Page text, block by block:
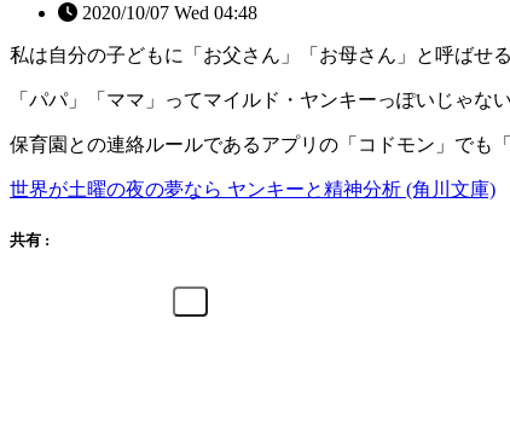
2020/10/07 Wed 04:48
私は自分の子どもに「お父さん」「お母さん」と呼ばせ
「パパ」「ママ」ってマイルド・ヤンキーっぽいじゃない
保育園との連絡ルールであるアプリの「コドモン」でも
世界が土曜の夜の夢なら ヤンキーと精神分析 (角川文庫)
共有 :